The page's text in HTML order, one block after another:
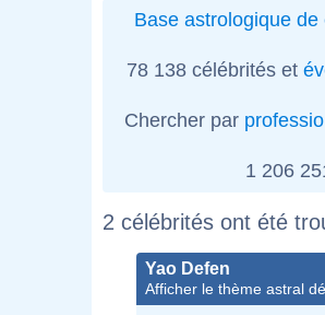
Base astrologique de
78 138 célébrités et
Chercher par
1 206
2 célébrités ont été
Yao Defen
Afficher le thème astral